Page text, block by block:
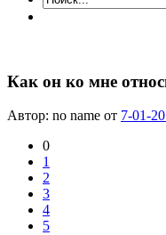
Как он ко мне
Автор: no name от 7-01-
0
1
2
3
4
5